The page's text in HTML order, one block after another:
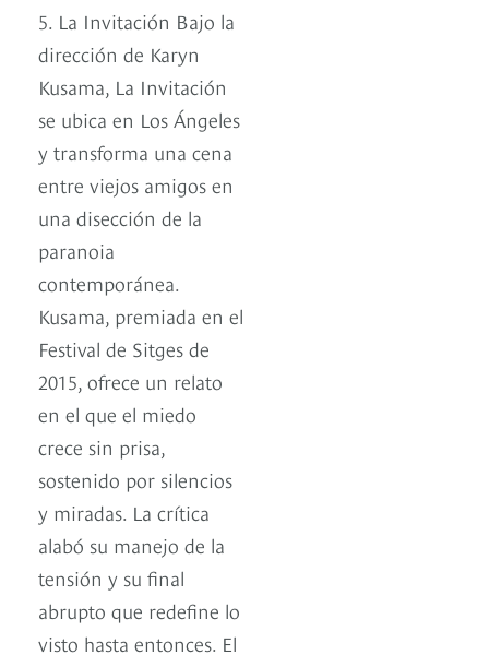
5. La Invitación Bajo la
dirección de Karyn
Kusama, La Invitación
se ubica en Los Ángeles
y transforma una cena
entre viejos amigos en
una disección de la
paranoia
contemporánea.
Kusama, premiada en el
Festival de Sitges de
2015, ofrece un relato
en el que el miedo
crece sin prisa,
sostenido por silencios
y miradas. La crítica
alabó su manejo de la
tensión y su final
abrupto que redefine lo
visto hasta entonces. El